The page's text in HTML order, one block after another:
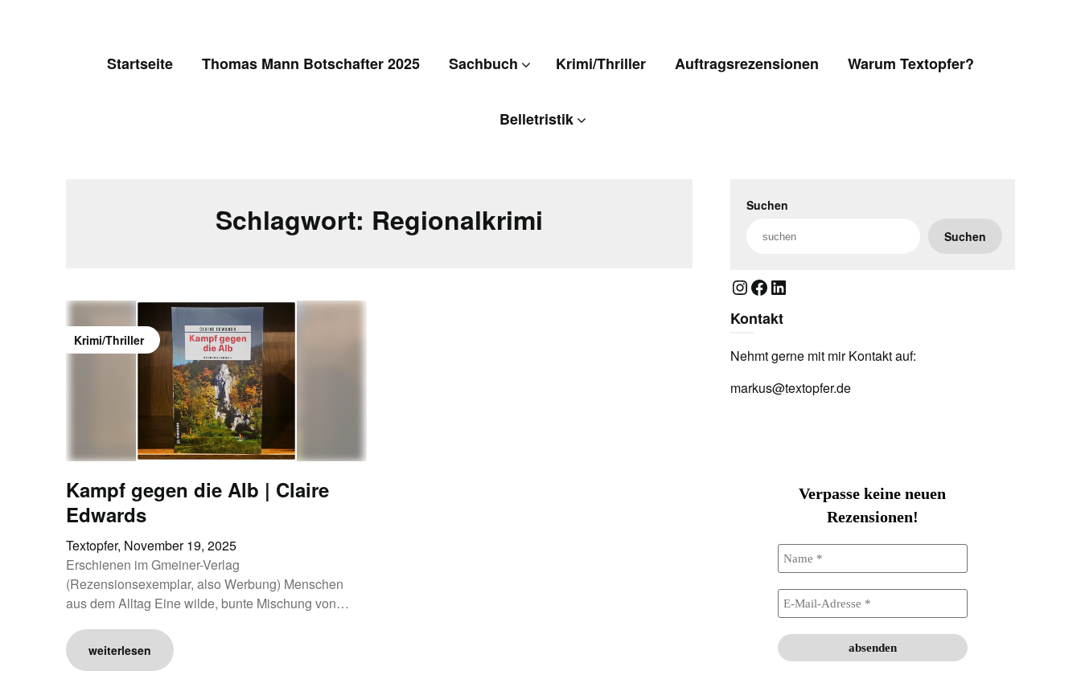
Startseite Thomas Mann Botschafter 2025 Sachbuch Krimi/Thriller Auftragsrezensionen Warum Textopfer?
Belletristik
Schlagwort: Regionalkrimi
Krimi/Thriller
Kampf gegen die Alb | Claire
Edwards
Textopfer, November 19, 2025
Erschienen im Gmeiner-Verlag
(Rezensionsexemplar, also Werbung) Menschen
aus dem Alltag Eine wilde, bunte Mischung von…
weiterlesen
Suchen
Suchen
Instagram
Facebook
LinkedIn
Kontakt
Nehmt gerne mit mir Kontakt auf:
markus@textopfer.de
Verpasse keine neuen
Rezensionen!